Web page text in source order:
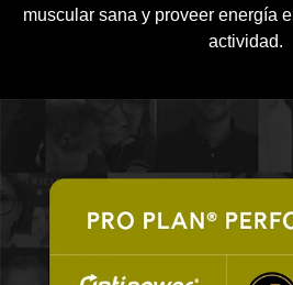
muscular sana y proveer energía
actividad.